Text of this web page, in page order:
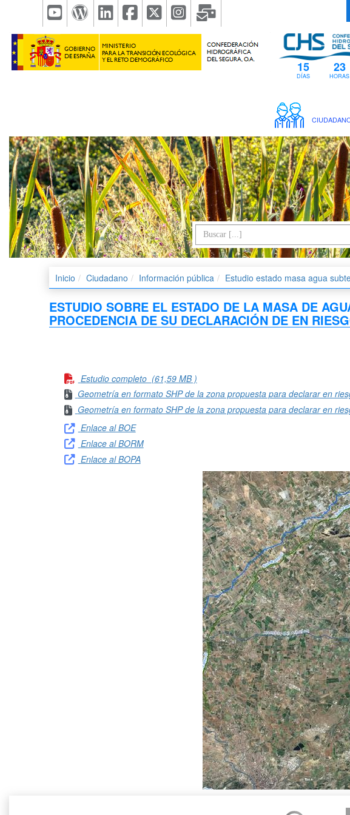
15
DÍAS
23
HORAS
Inicio Ciudadano Información pública Estudio estado masa agua
ESTUDIO SOBRE EL ESTADO DE LA MASA DE
PROCEDENCIA DE SU DECLARACIÓN DE EN
Estudio completo (61,59 MB )
Geometría en formato SHP de la zona propuesta para declarar en
Geometría en formato SHP de la zona propuesta para declarar en
Enlace al BOE
Enlace al BORM
Enlace al BOPA